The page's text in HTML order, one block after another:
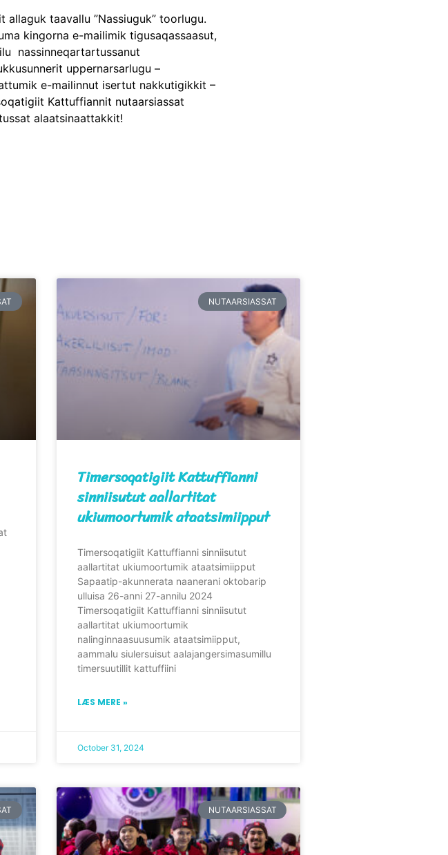
allaguk taavallu ”Nassiuguk” toorlugu.
kingorna e-mailimik tigusaqassaasut,
nassinneqartartussanut
uppernarsarlugu –
e-mailinnut isertut nakkutigikkit –
Kattuffiannit nutaarsiassat
alaatsinaattakkit!
NUTAARSIASSAT
Timersoqatigiit Kattuffianni
sinniisutut aallartitat
ukiumoortumik ataatsimiipput
Timersoqatigiit Kattuffianni sinniisutut
aallartitat ukiumoortumik ataatsimiipput
Sapaatip-akunnerata naanerani oktobarip
ulluisa 26-anni 27-annilu 2024
Timersoqatigiit Kattuffianni sinniisutut
aallartitat ukiumoortumik
nalinginnaasuusumik ataatsimiipput,
aammalu siulersuisut aalajangersimasumillu
timersuutillit kattuffiini
LÆS MERE »
October 31, 2024
NUTAARSIASSAT